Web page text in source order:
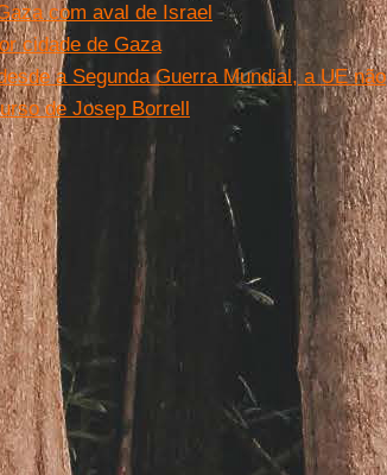
com aval de Israel
cidade de Gaza
a Segunda Guerra Mundial, a UE não
de Josep Borrell